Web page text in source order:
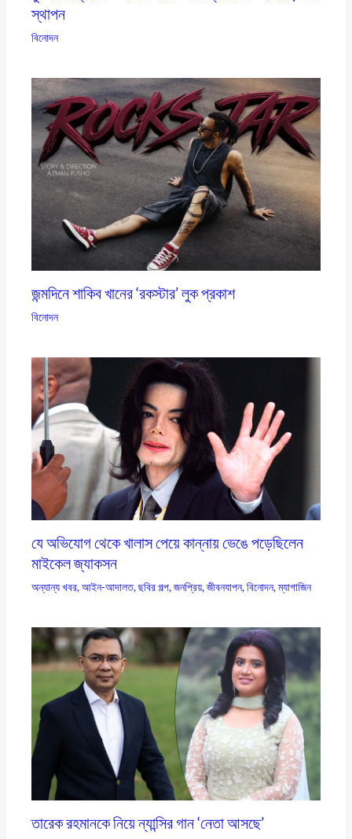
স্থাপন
বিনোদন
জন্মদিনে শাকিব খানের ‘রকস্টার’ লুক প্রকাশ
বিনোদন
যে অভিযোগ থেকে খালাস পেয়ে কান্নায় ভেঙে পড়েছিলেন
মাইকেল জ্যাকসন
অন্যান্য খবর,আইন-আদালত,ছবির গল্প,জনপ্রিয়,জীবনযাপন,বিনোদন,ম্যাগাজিন
তারেক রহমানকে নিয়ে ন্যান্সির গান ‘নেতা আসছে’